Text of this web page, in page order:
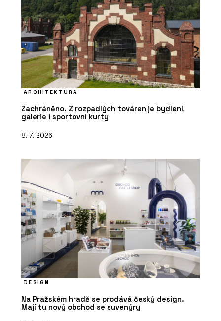
ARCHITEKTURA
Zachráněno. Z rozpadlých továren je bydlení,
galerie i sportovní kurty
8. 7. 2026
DESIGN
Na Pražském hradě se prodává český design.
Mají tu nový obchod se suvenýry